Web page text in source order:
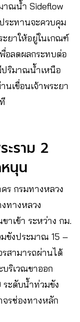
าณน้ำ Sideflow
ระทานจะควบคุม
ยาให้อยู่ในเกณฑ์
อลดผลกระทบต่อ
ริมาณน้ำเหนือ
เขื่อนเจ้าพระยา
ะราม 2
นุน
ร กรมทางหลวง
ทางหลวง
าเข้า ระหว่าง กม.
ขังประมาณ 15 –
รสามารถผ่านได้
ริเวณขาออก
ะดับน้ำท่วมขัง
รช่องทางหลัก